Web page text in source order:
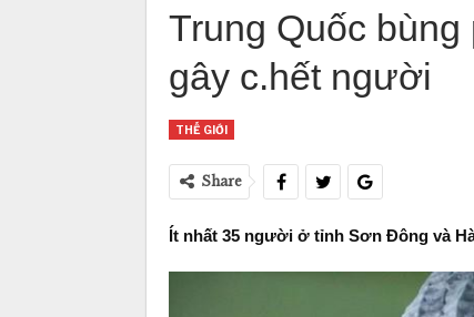
Trung Quốc
gây c.hết người
THẾ GIỚI
Share
Ít nhất 35 người ở tỉnh Sơn Đông và